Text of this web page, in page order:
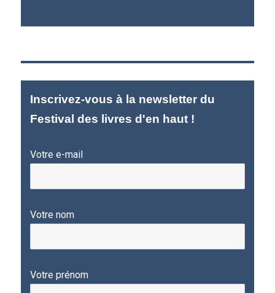
Inscrivez-vous à la newsletter du
Festival des livres d'en haut !
Votre e-mail
Votre nom
Votre prénom